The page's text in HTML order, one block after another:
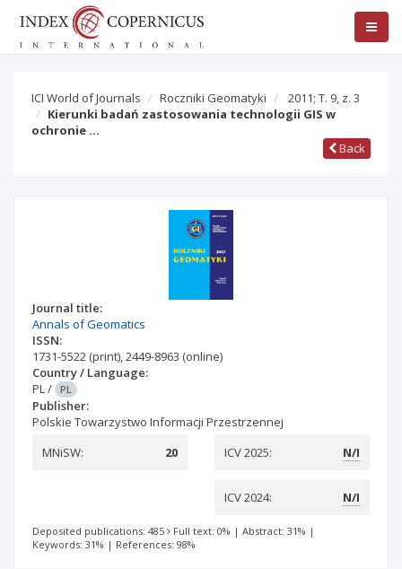
ICI World of Journals Roczniki Geomatyki
2011; T. 9, z. 3
Kierunki badań zastosowania technologii GIS w
ochronie …
Back
Journal title:
Annals of Geomatics
ISSN:
1731-5522 (print),2449-8963 (online)
Country / Language:
PL/ PL
Publisher:
Polskie Towarzystwo Informacji Przestrzennej
MNiSW:
20 ICV 2025: N/I
ICV 2024: N/I
Deposited publications: 485 Full text: 0% | Abstract: 31% |
Keywords: 31% | References: 98%